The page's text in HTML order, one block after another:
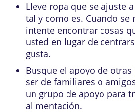
Lleve ropa que se ajuste
tal y como es. Cuando se
intente encontrar cosas
usted en lugar de
gusta.
Busque el apoyo de otras
ser de familiares o
un grupo de apoyo para
alimentación.